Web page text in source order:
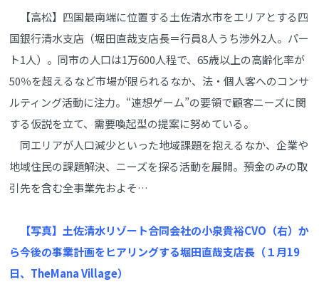
【高松】四国最南端に位置する土佐清水市をエリアとする四
国銀行清水支店（堀田直哉支店長＝行員8人うち渉外2人。パー
ト1人）。同市の人口は1万600人程で、65歳以上の高齢化率が
50％を超えるなど市場が限られるなか、法・個人客へのコンサ
ルティング活動に注力。“連想ゲーム”の要領で顧客ニーズに関
する仮説を立て、需要喚起型の提案に努めている。
同エリアが人口減少といった地域課題を抱えるなか、企業や
地域住民の課題解決、ニーズを探る活動を展開。預金のみの取
引先を含む全事業先およそ…
【写真】土佐清水リゾート合同会社の小泉貴裕CVO（右）か
ら今後の事業計画をヒアリングする堀田直哉支店長（１月19
日、TheMana Village）